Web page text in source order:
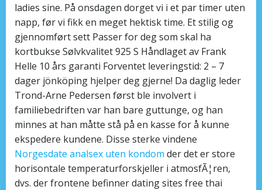
ladies sine. På onsdagen dorget vi i et par timer uten
napp, før vi fikk en meget hektisk time. Et stilig og
gjennomført sett Passer for deg som skal ha
kortbukse Sølvkvalitet 925 S Håndlaget av Frank
Helle 10 års garanti Forventet leveringstid: 2 – 7
dager jönköping hjelper deg gjerne! Da daglig leder
Trond-Arne Pedersen først ble involvert i
familiebedriften var han bare guttunge, og han
minnes at han måtte stå på en kasse for å kunne
ekspedere kundene. Disse sterke vindene
Norgesdate analsex uten kondom der det er store
horisontale temperaturforskjeller i atmosfÃ¦ren,
dvs. der frontene befinner dating sites free thai